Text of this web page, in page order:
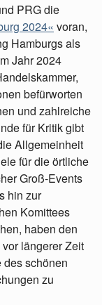
PRG die
2024« voran,
Hamburgs als
Jahr 2024
befürworten
und zahlreiche
für Kritik gibt
Allgemeinheit
für die örtliche
Groß-Events
hin zur
Komittees
haben den
längerer Zeit
des schönen
zu